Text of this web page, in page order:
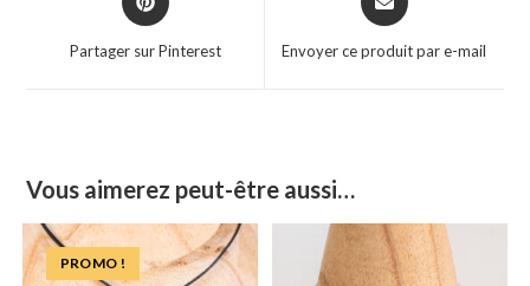
Partager sur Pinterest Envoyer ce produit par e-mail
Vous aimerez peut-être aussi…
PROMO !